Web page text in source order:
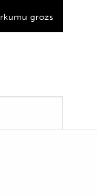
grozs